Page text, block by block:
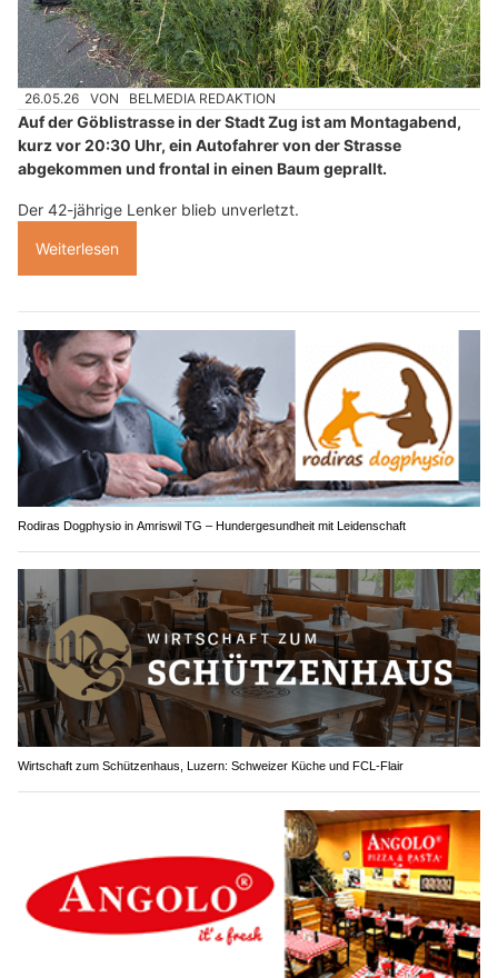
26.05.26 VON BELMEDIA REDAKTION
Auf der Göblistrasse in der Stadt Zug ist am Montagabend,
kurz vor 20:30 Uhr, ein Autofahrer von der Strasse
abgekommen und frontal in einen Baum geprallt.
Der 42-jährige Lenker blieb unverletzt.
Weiterlesen
Rodiras Dogphysio in Amriswil TG – Hundergesundheit mit Leidenschaft
Wirtschaft zum Schützenhaus, Luzern: Schweizer Küche und FCL-Flair